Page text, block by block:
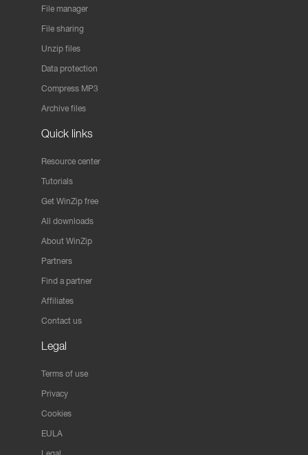
File manager
File sharing
Unzip files
Data protection
Compress MP3
Archive files
Quick links
Resource center
Tutorials
Get WinZip free
All downloads
About WinZip
Partners
Find a partner
Affiliates
Contact us
Legal
Terms of use
Privacy
Cookies
EULA